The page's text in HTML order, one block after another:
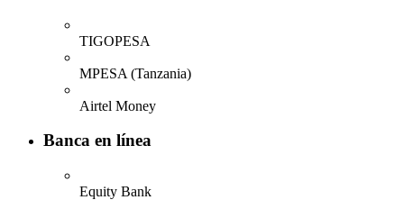
TIGOPESA
MPESA (Tanzania)
Airtel Money
Banca en línea
Equity Bank